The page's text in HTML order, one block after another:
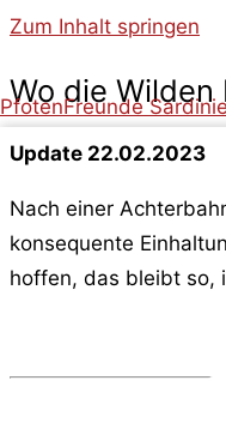
Zum Inhalt springen
PfotenFreunde
Wo die
Update 22.02.2023
Nach einer
konsequente
hoffen, das bleibt so,